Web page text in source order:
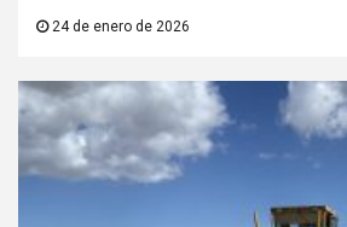
24 de enero de 2026